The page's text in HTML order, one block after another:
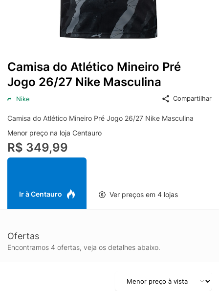
Camisa do Atlético Mineiro Pré
Jogo 26/27 Nike Masculina
Nike Compartilhar
Camisa do Atlético Mineiro Pré Jogo 26/27 Nike Masculina
Menor preço na loja Centauro
R$ 349,99
Ir à Centauro Ver preços em 4 lojas
Ofertas
Encontramos 4 ofertas, veja os detalhes abaixo.